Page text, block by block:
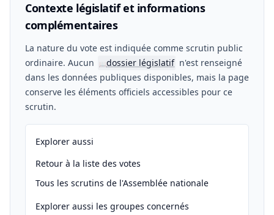
Contexte législatif et informations
complémentaires
La nature du vote est indiquée comme scrutin public
ordinaire. Aucun
📖dossier législatif n'est renseigné
dans les données publiques disponibles, mais la page
conserve les éléments officiels accessibles pour ce
scrutin.
Explorer aussi
Retour à la liste des votes
Tous les scrutins de l'Assemblée nationale
Explorer aussi les groupes concernés